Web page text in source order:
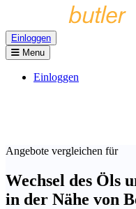
Einloggen
Menu
Einloggen
Angebote vergleichen für
Wechsel des Öls
in der Nähe von